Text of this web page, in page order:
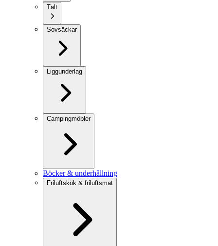
Tält
Sovsäckar
Liggunderlag
Campingmöbler
Böcker & underhållning
Friluftskök & friluftsmat